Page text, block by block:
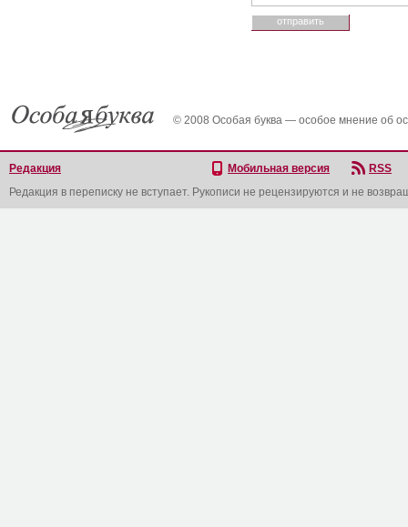
© 2008 Особая буква — особое мнение об
Редакция Мобильная версия
RSS
Редакция в переписку не вступает. Рукописи не рецензируются и не